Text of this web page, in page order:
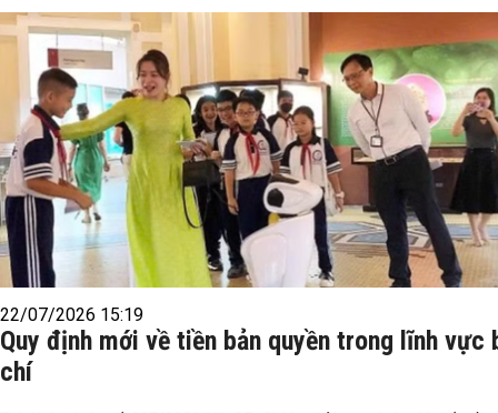
22/07/2026 15:19
Quy định mới về tiền bản quyền trong lĩnh vực
chí